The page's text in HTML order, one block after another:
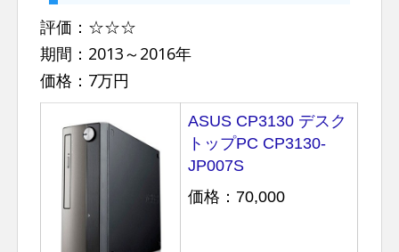
評価：☆☆☆
期間：2013～2016年
価格：7万円
ASUS CP3130 デスク
トップPC CP3130-
JP007S
価格：70,000